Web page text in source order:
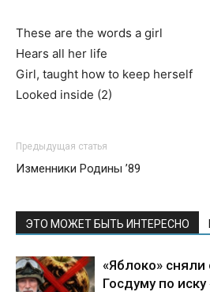
These are the words a girl
Hears all her life
Girl, taught how to keep herself
Looked inside (2)
Предыдущая статья
Изменники Родины ’89
ЭТО МОЖЕТ БЫТЬ ИНТЕРЕСНО
«Яблоко»
Госдуму по